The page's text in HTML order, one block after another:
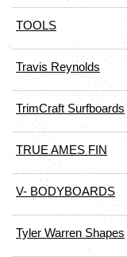
TOOLS
Travis Reynolds
TrimCraft Surfboards
TRUE AMES FIN
V- BODYBOARDS
Tyler Warren Shapes